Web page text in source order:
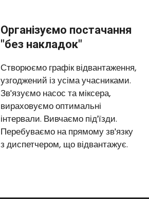
Організуємо постачання
"без накладок"
Створюємо графік відвантаження,
узгоджений із усіма учасниками.
Зв'язуємо насос та міксера,
вираховуємо оптимальні
інтервали. Вивчаємо під'їзди.
Перебуваємо на прямому зв'язку
з диспетчером, що відвантажує.